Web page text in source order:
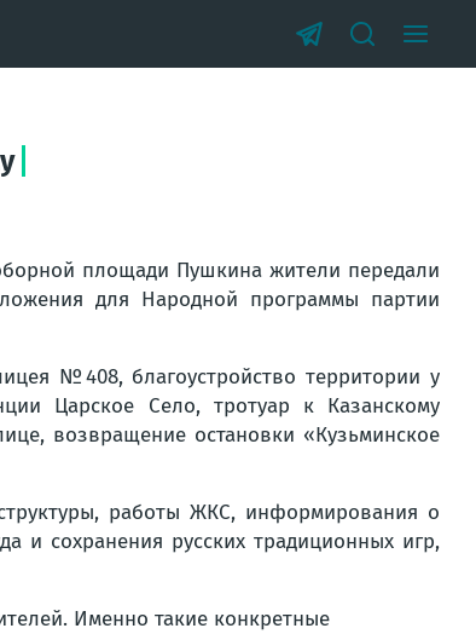
площади Пушкина жители передали
для Народной программы партии
№408, благоустройство территории у
Царское Село, тротуар к Казанскому
возвращение остановки «Кузьминское
работы ЖКС, информирования о
и сохранения русских традиционных игр,
Именно такие конкретные